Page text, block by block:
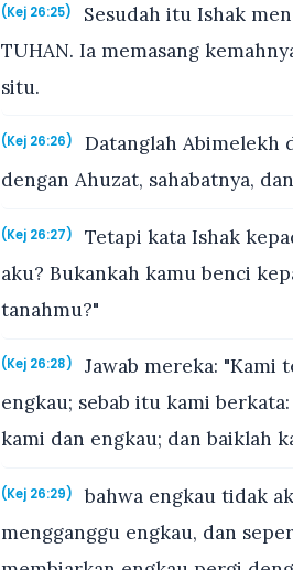
(Kej 26:25)
Sesudah itu Ishak
TUHAN. Ia memasang
situ.
(Kej 26:26)
Datanglah Abimelekh
dengan Ahuzat, sahabatnya,
(Kej 26:27)
Tetapi kata Ishak
aku? Bukankah kamu benci
tanahmu?"
(Kej 26:28)
Jawab mereka: "Kami
engkau; sebab itu kami
kami dan engkau; dan baiklah
(Kej 26:29)
bahwa engkau tidak
mengganggu engkau, dan